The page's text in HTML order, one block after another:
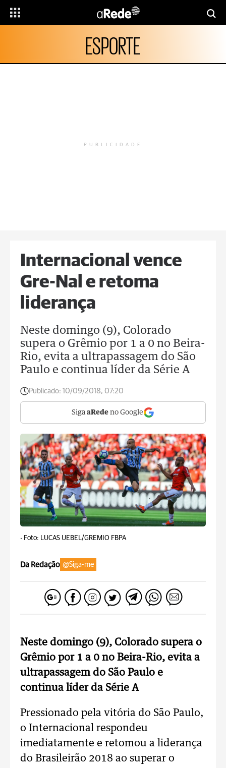
ESPORTE
PUBLICIDADE
Internacional vence
Gre-Nal e retoma
liderança
Neste domingo (9), Colorado
supera o Grêmio por 1 a 0 no Beira-
Rio, evita a ultrapassagem do São
Paulo e continua líder da Série A
Publicado: 10/09/2018, 07:20
Siga aRede no Google
- Foto: LUCAS UEBEL/GREMIO FBPA
Da Redação @Siga-me
Neste domingo (9), Colorado supera o
Grêmio por 1 a 0 no Beira-Rio, evita a
ultrapassagem do São Paulo e
continua líder da Série A
Pressionado pela vitória do São Paulo,
o Internacional respondeu
imediatamente e retomou a liderança
do Brasileirão 2018 ao superar o